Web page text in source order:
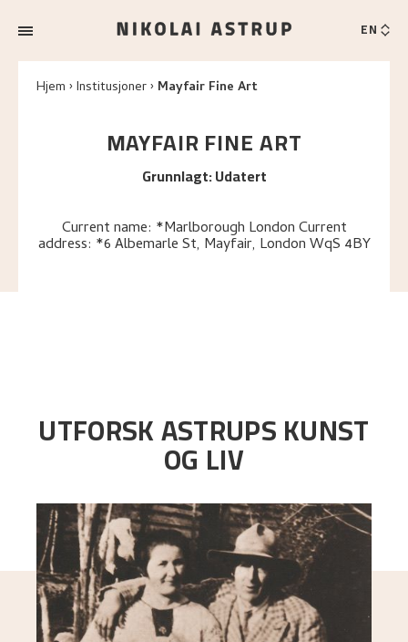
EN
Hjem Institusjoner Mayfair Fine Art
MAYFAIR FINE ART
Grunnlagt:Udatert
Current name: *Marlborough London Current
address: *6 Albemarle St, Mayfair, London WqS 4BY
UTFORSK ASTRUPS KUNST
OG LIV